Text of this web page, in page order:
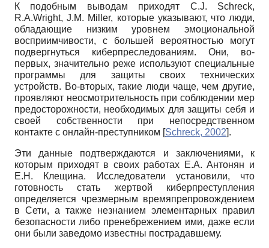
К подобным выводам приходят C.J. Schreck,
R.A.Wright, J.M. Miller, которые указывают, что люди,
обладающие низким уровнем эмоциональной
восприимчивости, с большей вероятностью могут
подвергнуться киберпреследованиям. Они, во-
первых, значительно реже используют специальные
программы для защиты своих технических
устройств. Во-вторых, такие люди чаще, чем другие,
проявляют неосмотрительность при соблюдении мер
предосторожности, необходимых для защиты себя и
своей собственности при непосредственном
контакте с онлайн-преступником [Schreck, 2002].
Эти данные подтверждаются и заключениями, к
которым приходят в своих работах Е.А. Антонян и
Е.Н. Клещина. Исследователи установили, что
готовность стать жертвой киберпреступления
определяется чрезмерным времяпрепровождением
в Сети, а также незнанием элементарных правил
безопасности либо пренебрежением ими, даже если
они были заведомо известны пострадавшему.